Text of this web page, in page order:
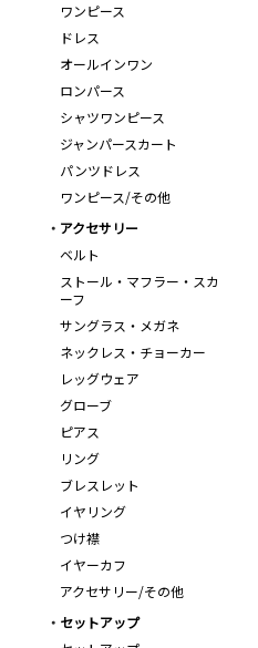
ワンピース
ドレス
オールインワン
ロンパース
シャツワンピース
ジャンパースカート
パンツドレス
ワンピース/その他
アクセサリー
ベルト
ストール・マフラー・スカ
ーフ
サングラス・メガネ
ネックレス・チョーカー
レッグウェア
グローブ
ピアス
リング
ブレスレット
イヤリング
つけ襟
イヤーカフ
アクセサリー/その他
セットアップ